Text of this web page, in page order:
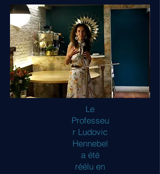
Le
Professeu
r Ludovic
Hennebel
a été
réélu en